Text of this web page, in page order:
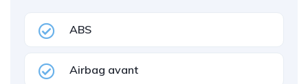
ABS
Airbag avant